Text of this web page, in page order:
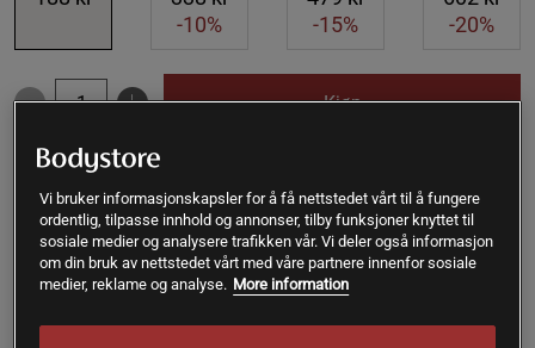
-10%
-15%
-20%
Kjøp
Gratis frakt over 399 kr
SKU #A1999826| EAN4001638096560
Weleda har utviklet de spesielt milde babypleieproduktene i
Vi bruker informasjonskapsler for å få nettstedet vårt til å fungere
ordentlig, tilpasse innhold og annonser, tilby funksjoner knyttet til
sosiale medier og analysere trafikken vår. Vi deler også informasjon
om din bruk av nettstedet vårt med våre partnere innenfor sosiale
medier, reklame og analyse. More information